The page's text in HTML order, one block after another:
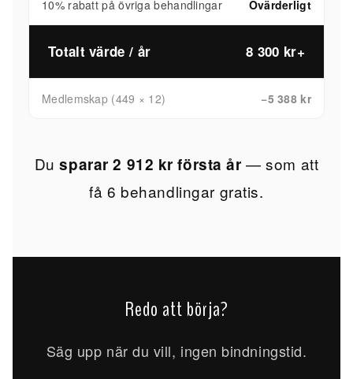
10% rabatt på övriga behandlingar Ovärderligt
Totalt värde / år 8 300 kr+
Medlemskap (449 × 12) −5 388 kr
Dusparar 2 912 kr första år — som att
få 6 behandlingar gratis.
Redo att börja?
Säg upp när du vill, ingen bindningstid.